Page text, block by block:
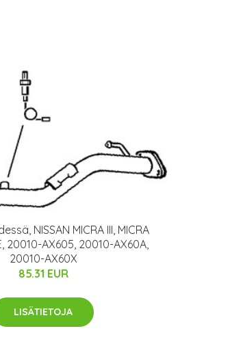
NISSAN MICRA III, MICRA
20010-AX605, 20010-AX60A,
20010-AX60X
85.31 EUR
LISÄTIETOJA